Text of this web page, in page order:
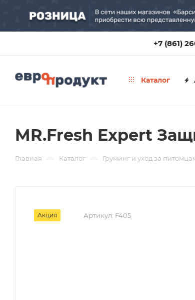
+7 (861)
Каталог
MR.Fresh Expert
Главная — Каталог — Груминг и уход за
Акция Артикул: F405